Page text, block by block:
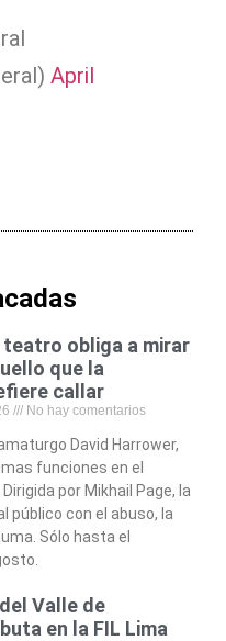
April
obliga a mirar
que la
callar
No hay comentarios
David Harrower,
funciones en el
por Mikhail Page, la
público con el abuso, la
Sólo hasta el
Valle de
en la FIL Lima